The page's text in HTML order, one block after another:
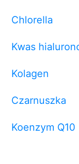
Chlorella
Kwas
Kolagen
Czarnuszka
Koenzym Q10